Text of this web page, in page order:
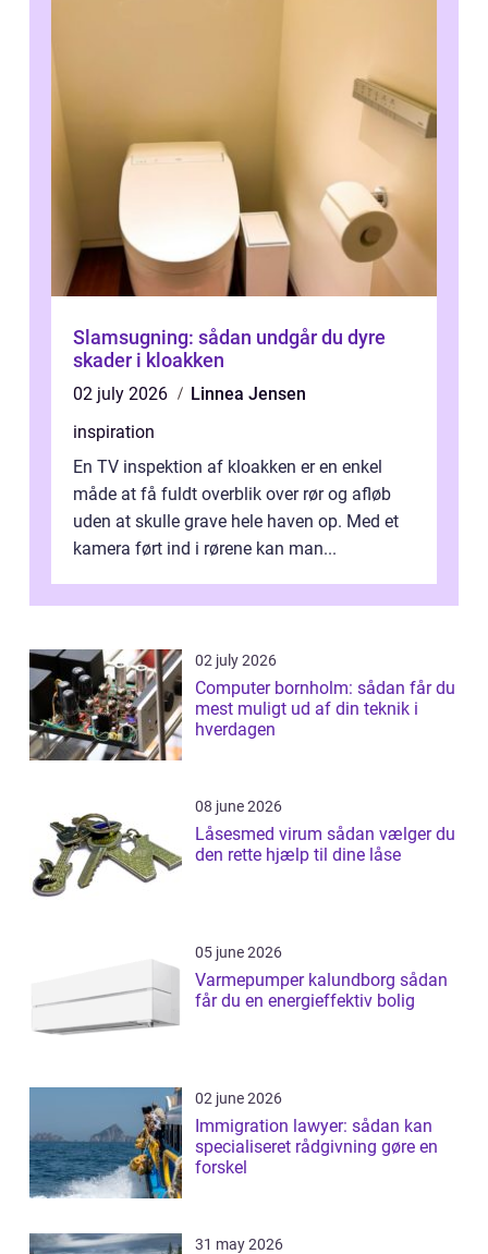
Slamsugning: sådan undgår du dyre
skader i kloakken
02 july 2026
Linnea Jensen
inspiration
En TV inspektion af kloakken er en enkel
måde at få fuldt overblik over rør og afløb
uden at skulle grave hele haven op. Med et
kamera ført ind i rørene kan man...
02 july 2026
Computer bornholm: sådan får du
mest muligt ud af din teknik i
hverdagen
08 june 2026
Låsesmed virum sådan vælger du
den rette hjælp til dine låse
05 june 2026
Varmepumper kalundborg sådan
får du en energieffektiv bolig
02 june 2026
Immigration lawyer: sådan kan
specialiseret rådgivning gøre en
forskel
31 may 2026